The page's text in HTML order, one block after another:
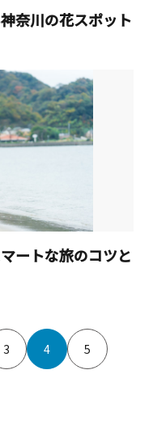
奈川の花スポット
ートな旅のコツと
3 4 5